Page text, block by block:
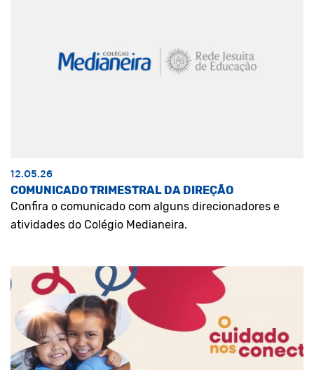
12.05.26
COMUNICADO TRIMESTRAL DA DIREÇÃO
Confira o comunicado com alguns direcionadores e
atividades do Colégio Medianeira.